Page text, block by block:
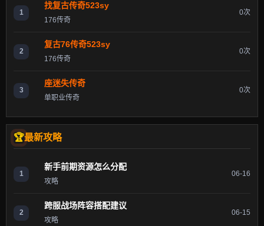
1
找复古传奇523sy
176传奇
0次
2
复古76传奇523sy
176传奇
0次
3
座迷失传奇
单职业传奇
0次
最新攻略
1
新手前期资源怎么分配
攻略
06-16
2
跨服战场阵容搭配建议
攻略
06-15